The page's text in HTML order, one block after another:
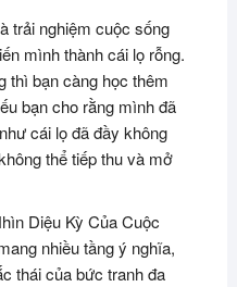
trải nghiệm cuộc sống
mình thành cái lọ rỗng.
thì bạn càng học thêm
bạn cho rằng mình đã
cái lọ đã đầy không
thể tiếp thu và mở
Diệu Kỳ Của Cuộc
nhiều tầng ý nghĩa,
thái của bức tranh đa